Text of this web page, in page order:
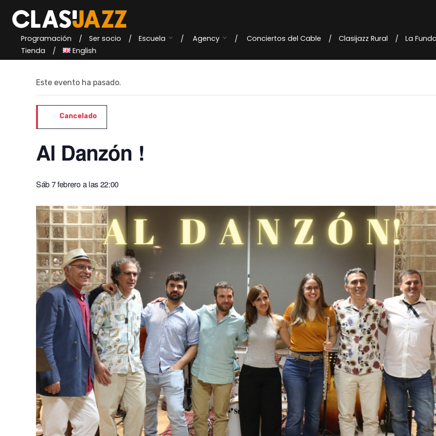
content
Programación Ser socio Escuela Agency Conciertos del Cable Clasijazz Rural La
Tienda
English
« Todos los Eventos
Este evento ha pasado.
Cancelado
Al Danzón !
Sáb 7 febrero a las 22:00